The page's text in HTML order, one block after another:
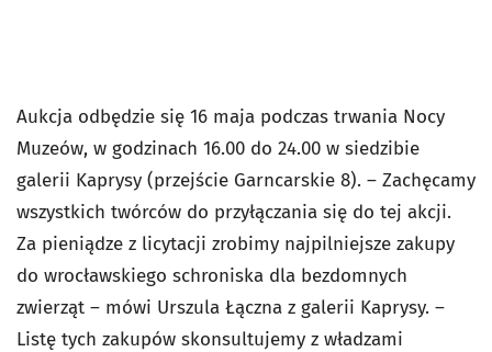
Aukcja odbędzie się 16 maja podczas trwania Nocy
Muzeów, w godzinach 16.00 do 24.00 w siedzibie
galerii Kaprysy (przejście Garncarskie 8). – Zachęcamy
wszystkich twórców do przyłączania się do tej akcji.
Za pieniądze z licytacji zrobimy najpilniejsze zakupy
do wrocławskiego schroniska dla bezdomnych
zwierząt – mówi Urszula Łączna z galerii Kaprysy. –
Listę tych zakupów skonsultujemy z władzami